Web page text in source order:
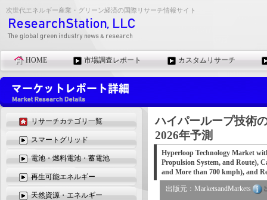
次世代エネルギー産業・グリーン経済の国際リサーチ情報サイト
HOME 市場調査レポート カスタムリサーチ
ハイパーループ技術
2026年予測
Hyperloop Technology Market
Propulsion System, and Route),
and More than 700 kmph), and
出版元：MarketsandMarkets
リサーチカテゴリ一覧
スマートグリッド
電池・燃料電池・蓄電池
再生可能エネルギー
天然資源・エネルギー